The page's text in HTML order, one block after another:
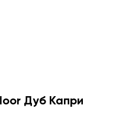
Дуб Капри